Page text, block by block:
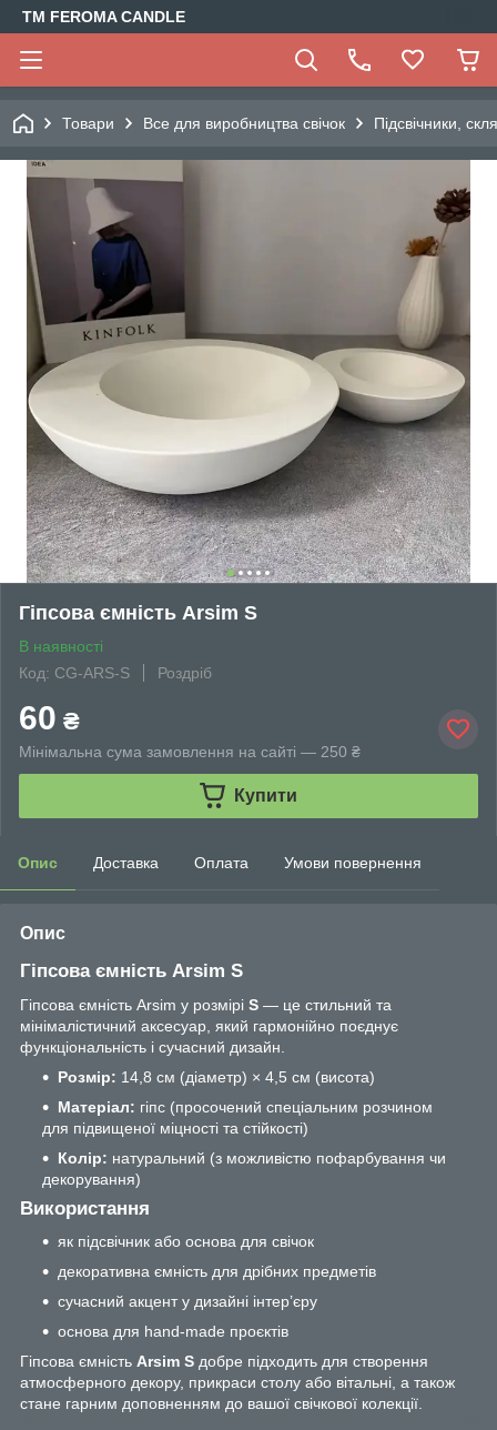
TM FEROMA CANDLE
Товари Все для виробництва свічок Підсвічники,
Гіпсова ємність Arsim S
В наявності
Код: CG-ARS-S
Роздріб
60 ₴
Мінімальна сума замовлення на сайті — 250 ₴
Купити
Опис Доставка Оплата Умови повернення
Опис
Гіпсова ємність Arsim S
Гіпсова ємність Arsim у розмірі S — це стильний та
мінімалістичний аксесуар, який гармонійно поєднує
функціональність і сучасний дизайн.
Розмір: 14,8 см (діаметр) × 4,5 см (висота)
Матеріал: гіпс (просочений спеціальним розчином
для підвищеної міцності та стійкості)
Колір: натуральний (з можливістю пофарбування чи
декорування)
Використання
як підсвічник або основа для свічок
декоративна ємність для дрібних предметів
сучасний акцент у дизайні інтер’єру
основа для hand-made проєктів
Гіпсова ємність Arsim S добре підходить для створення
атмосферного декору, прикраси столу або вітальні, а також
стане гарним доповненням до вашої свічкової колекції.